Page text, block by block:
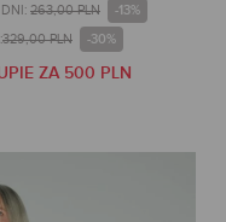
263,00 PLN -13%
329,00 PLN -30%
ZA 500 PLN